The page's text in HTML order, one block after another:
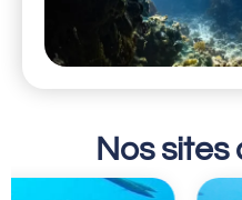
Nos